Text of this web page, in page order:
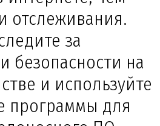
отслеживания.
за
безопасности на
и используйте
программы для